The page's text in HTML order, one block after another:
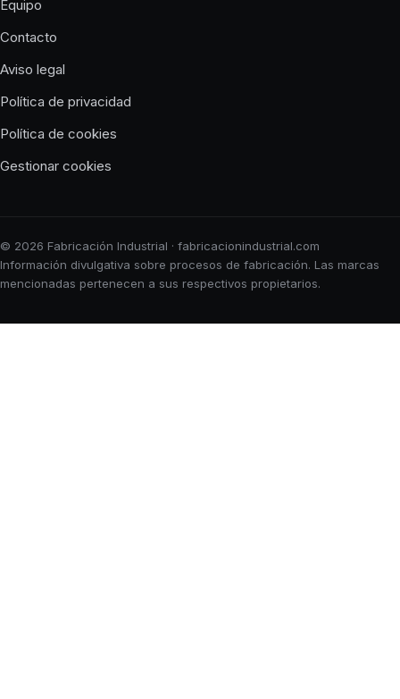
Equipo
Contacto
Aviso legal
Política de privacidad
Política de cookies
Gestionar cookies
© 2026 Fabricación Industrial · fabricacionindustrial.com
Información divulgativa sobre procesos de fabricación. Las marcas
mencionadas pertenecen a sus respectivos propietarios.